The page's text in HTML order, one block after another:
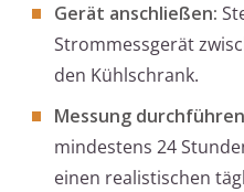
Gerät anschließen:
Strommessgerät
den Kühlschrank.
Messung
mindestens 24
einen realistischen